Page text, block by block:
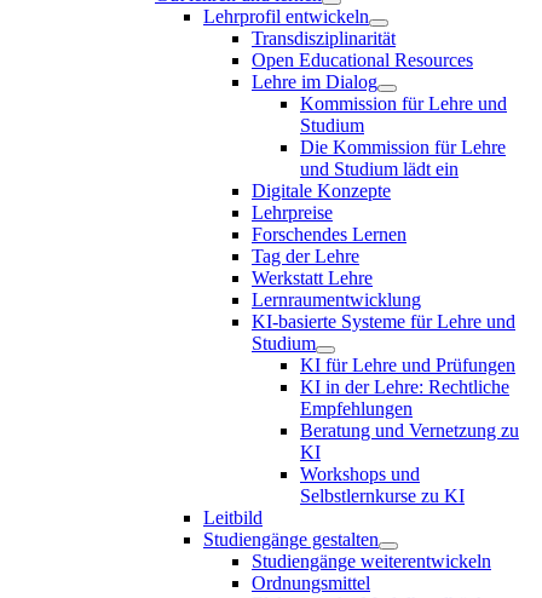
Lehrprofil entwickeln
Transdisziplinarität
Open Educational Resources
Lehre im Dialog
Kommission für Lehre und
Studium
Die Kommission für Lehre
und Studium lädt ein
Digitale Konzepte
Lehrpreise
Forschendes Lernen
Tag der Lehre
Werkstatt Lehre
Lernraumentwicklung
KI-basierte Systeme für Lehre und
Studium
KI für Lehre und Prüfungen
KI in der Lehre: Rechtliche
Empfehlungen
Beratung und Vernetzung zu
KI
Workshops und
Selbstlernkurse zu KI
Leitbild
Studiengänge gestalten
Studiengänge weiterentwickeln
Ordnungsmittel